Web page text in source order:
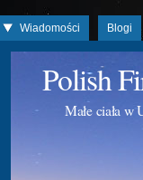
Wiadomości Blogi
Polish
Małe ciała w